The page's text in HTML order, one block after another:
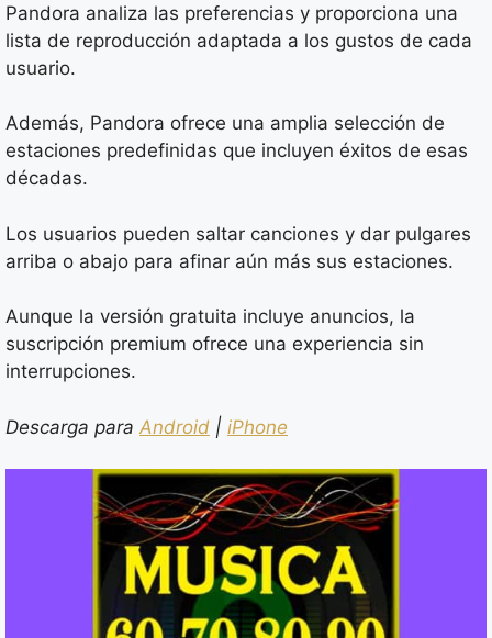
Pandora analiza las preferencias y proporciona una
lista de reproducción adaptada a los gustos de cada
usuario.
Además, Pandora ofrece una amplia selección de
estaciones predefinidas que incluyen éxitos de esas
décadas.
Los usuarios pueden saltar canciones y dar pulgares
arriba o abajo para afinar aún más sus estaciones.
Aunque la versión gratuita incluye anuncios, la
suscripción premium ofrece una experiencia sin
interrupciones.
Descarga para Android | iPhone